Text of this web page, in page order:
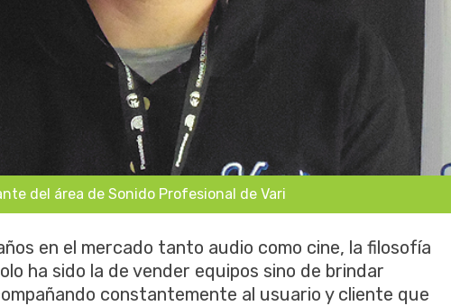
del área de Sonido Profesional de Vari
en el mercado tanto audio como cine, la filosofía
ha sido la de vender equipos sino de brindar
constantemente al usuario y cliente que